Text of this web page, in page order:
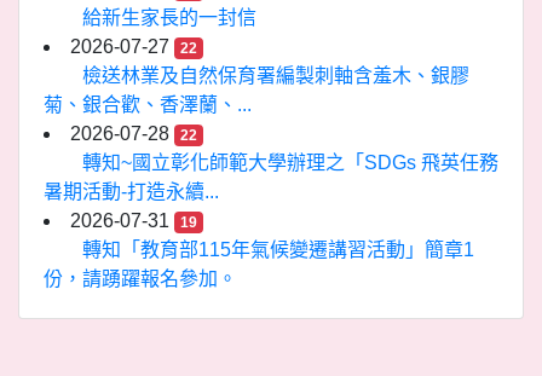
給新生家長的一封信
2026-07-27
22
檢送林業及自然保育署編製刺軸含羞木、銀膠
菊、銀合歡、香澤蘭、...
2026-07-28
22
轉知~國立彰化師範大學辦理之「SDGs 飛英任務
暑期活動-打造永續...
2026-07-31
19
轉知「教育部115年氣候變遷講習活動」簡章1
份，請踴躍報名參加。